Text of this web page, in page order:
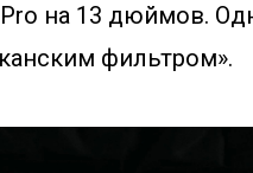
на 13 дюймов.
фильтром».